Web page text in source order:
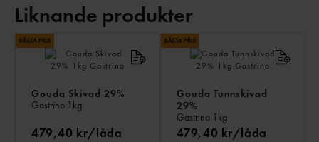
Liknande produkter
Gouda Skivad 29%
Gastrino 1kg
479,40 kr/låda
Gouda Tunnskivad
29%
Gastrino 1kg
479,40 kr/låda